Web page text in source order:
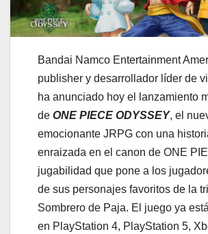
Bandai Namco Entertainment
publisher y desarrollador líder de
ha anunciado hoy el lanzamiento
de ONE PIECE ODYSSEY, el
emocionante JRPG con una
enraizada en el canon de ONE
jugabilidad que pone a los
de sus personajes favoritos de la
Sombrero de Paja. El juego ya
en PlayStation 4, PlayStation 5,